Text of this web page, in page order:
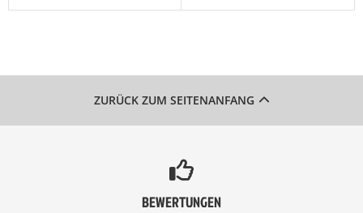
ZURÜCK ZUM SEITENANFANG
BEWERTUNGEN